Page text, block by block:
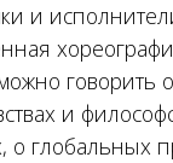
и
говорить
и
о глобальных